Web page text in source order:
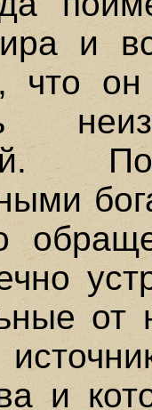
и
что
от
и